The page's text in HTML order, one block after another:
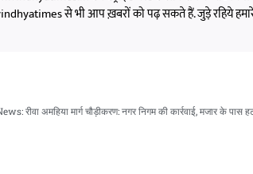
से भी आप ख़बरों को पढ़ सकते हैं. जुड़े रहिये
रीवा अमहिया मार्ग चौड़ीकरण: नगर निगम की कार्रवाई, मजार के पास